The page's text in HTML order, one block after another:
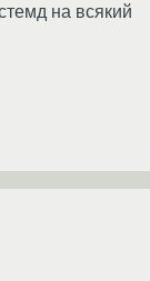
на всякий